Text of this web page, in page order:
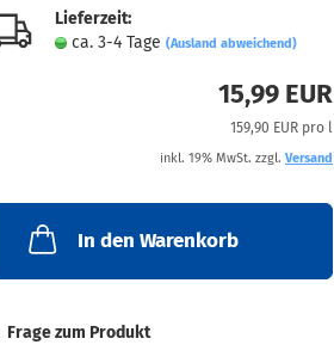
Lieferzeit:
ca. 3-4 Tage (Ausland abweichend)
15,99 EUR
159,90 EUR pro l
inkl. 19% MwSt. zzgl. Versand
In den Warenkorb
Frage zum Produkt